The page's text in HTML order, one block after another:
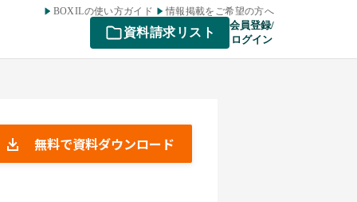
BOXILの使い方ガイド 情報掲載をご希望の方へ
資料請求リスト
会員登録/
ログイン
無料で資料ダウンロード